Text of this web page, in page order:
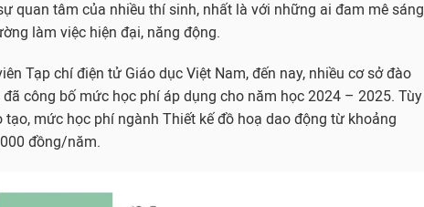
quan tâm của nhiều thí sinh, nhất là với những ai đam mê sáng
làm việc hiện đại, năng động.
Tạp chí điện tử Giáo dục Việt Nam, đến nay, nhiều cơ sở đào
công bố mức học phí áp dụng cho năm học 2024 – 2025. Tùy
mức học phí ngành Thiết kế đồ hoạ dao động từ khoảng
đồng/năm.